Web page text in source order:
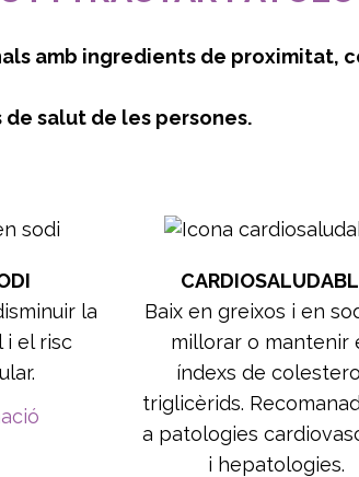
amb ingredients de proximitat,
de salut de les persones.
la
i el risc
Baix en greixos i en
millorar o mantenir
índexs de
triglicèrids.
a patologies
i hepatologies.